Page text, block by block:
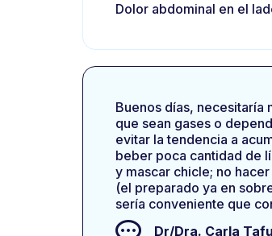
Dolor abdominal en el
Buenos días, necesitaría
que sean gases o
evitar la tendencia a
beber poca cantidad de
y mascar chicle; no
(el preparado ya en
sería conveniente que
Dr/Dra. Carla